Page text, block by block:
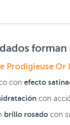
Prodigieuse Or
con efecto
con
brillo rosado con